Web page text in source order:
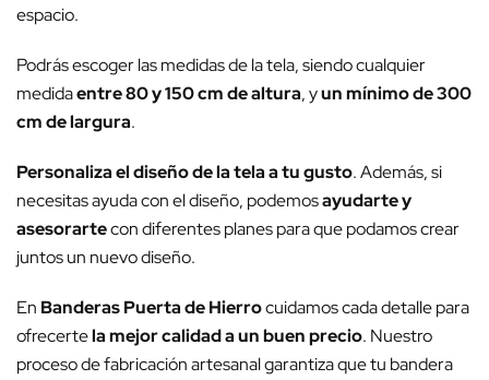
espacio.
Podrás escoger las medidas de la tela, siendo cualquier
medidaentre 80 y 150 cm de altura, yun mínimo de 300
cm de largura.
Personaliza el diseño de la tela a tu gusto. Además, si
necesitas ayuda con el diseño, podemosayudarte y
asesorartecon diferentes planes para que podamos crear
juntos un nuevo diseño.
En Banderas Puerta de Hierrocuidamos cada detalle para
ofrecertela mejor calidad a un buen precio. Nuestro
proceso de fabricación artesanal garantiza que tu bandera